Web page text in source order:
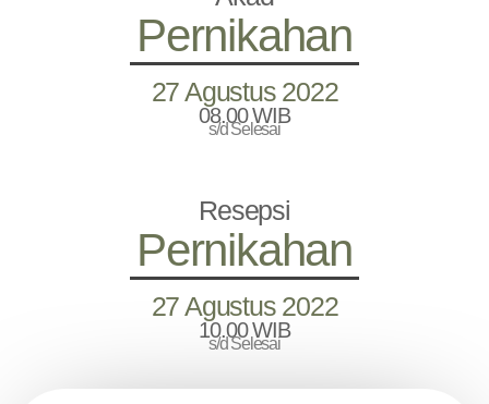
Pernikahan
27 Agustus 2022
08.00 WIB
s/d Selesai
Resepsi
Pernikahan
27 Agustus 2022
10.00 WIB
s/d Selesai